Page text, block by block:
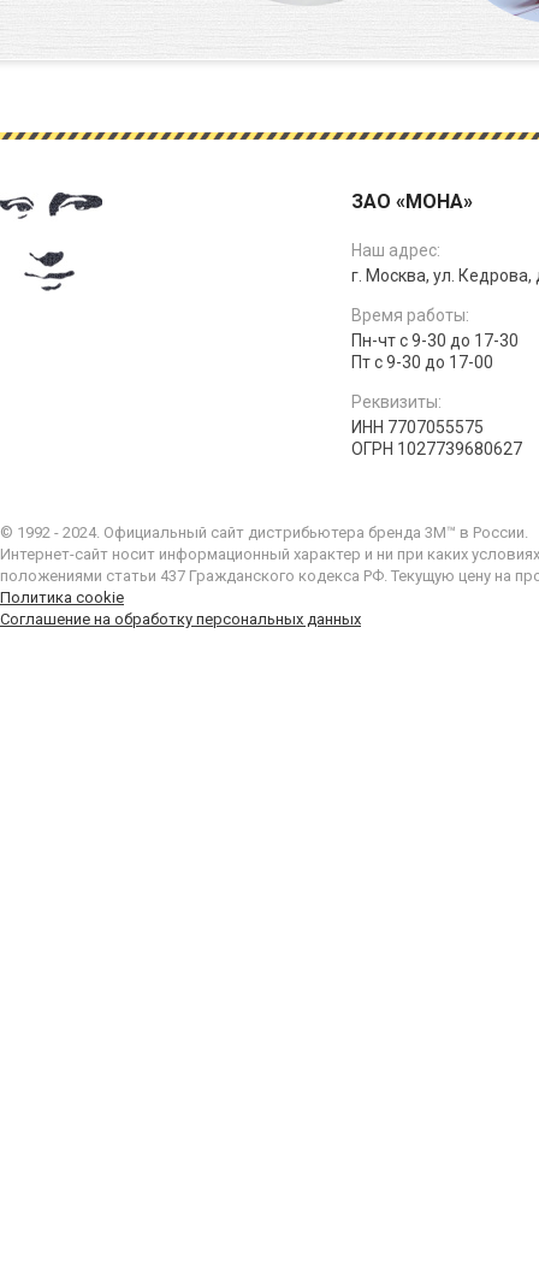
ЗАО «МОНА»
Наш адрес:
г. Москва, ул. Кедрова,
Время работы:
Пн-чт с 9-30 до 17-30
Пт с 9-30 до 17-00
Реквизиты:
ИНН 7707055575
ОГРН 1027739680627
© 1992 - 2024. Официальный сайт дистрибьютера бренда 3M™ в России.
Интернет-сайт носит информационный характер и ни при каких
положениями статьи 437 Гражданского кодекса РФ. Текущую цену на
Политика cookie
Соглашение на обработку персональных данных